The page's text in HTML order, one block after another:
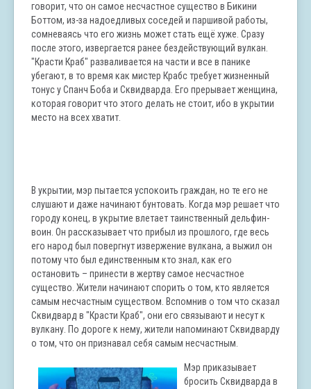
говорит, что он самое несчастное существо в Бикини
Боттом, из-за надоедливых соседей и паршивой работы,
сомневаясь что его жизнь может стать ещё хуже. Сразу
после этого, извергается ранее бездействующий вулкан.
"Красти Краб" разваливается на части и все в панике
убегают, в то время как мистер Крабс требует жизненный
тонус уСпанч Боба и Сквидварда. Его прерывает женщина,
которая говорит что этого делать не стоит, ибо в укрытии
место на всех хватит.
В укрытии, мэр пытается успокоить граждан, но те его не
слушают и даже начинают бунтовать. Когда мэр решает что
городу конец, в укрытие влетает таинственный дельфин-
воин. Он рассказывает что прибыл из прошлого, где весь
его народ был повергнут извержение вулкана, а выжил он
потому что был единственным кто знал, как его
остановить – принести в жертву самое несчастное
существо. Жители начинают спорить о том, кто является
самым несчастным существом. Вспомнив о том что сказал
Сквидвард в "Красти Краб", они его связывают и несут к
вулкану. По дороге к нему, жители напоминают Сквидварду
о том, что он признавал себя самым несчастным.
Мэр приказывает
бросить Сквидварда в